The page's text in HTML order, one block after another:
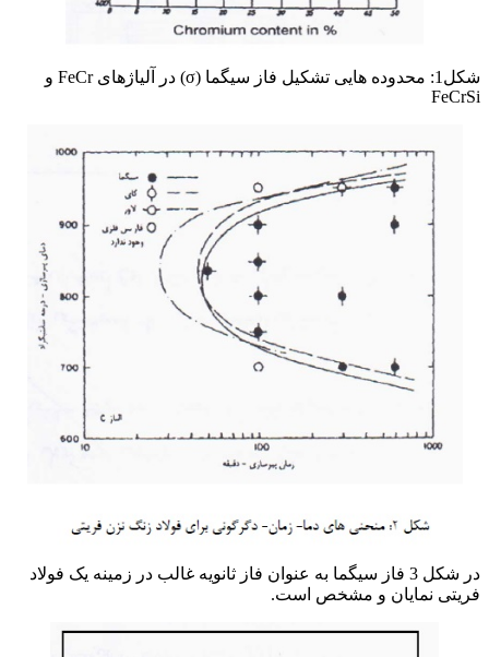
شکل1: محدوده هایی تشکیل فاز سیگما (σ) در آلیاژهای FeCr و
FeCrSi
در شکل 3 فاز سیگما به عنوان فاز ثانویه غالب در زمینه یک فولاد
فریتی نمایان و مشخص است.